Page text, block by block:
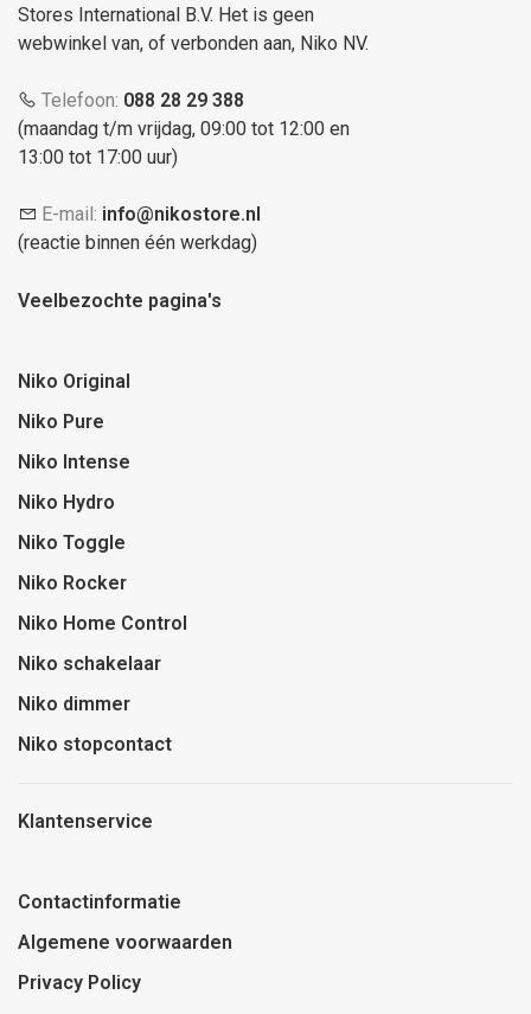
Stores International B.V. Het is geen
webwinkel van, of verbonden aan, Niko NV.
Telefoon: 088 28 29 388
(maandag t/m vrijdag, 09:00 tot 12:00 en
13:00 tot 17:00 uur)
E-mail: info@nikostore.nl
(reactie binnen één werkdag)
Veelbezochte pagina's
Niko Original
Niko Pure
Niko Intense
Niko Hydro
Niko Toggle
Niko Rocker
Niko Home Control
Niko schakelaar
Niko dimmer
Niko stopcontact
Klantenservice
Contactinformatie
Algemene voorwaarden
Privacy Policy